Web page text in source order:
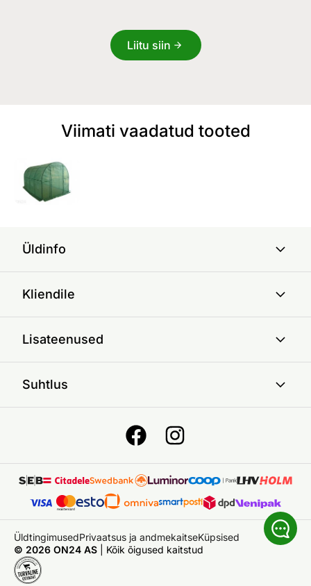
Liitu siin
Viimati vaadatud tooted
Üldinfo
Kliendile
Lisateenused
Suhtlus
© 2026 ON24 AS Kõik õigused kaitstud
ÜldtingimusedPrivaatsus ja andmekaitseKüpsised